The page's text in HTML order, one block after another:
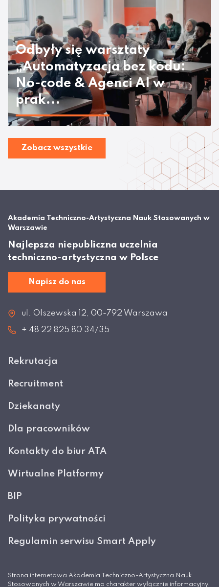
Odbyły się warsztaty
„Automatyzacja bez kodu:
No-code & Agenci AI w
prak...
Zobacz wszystkie
Akademia Techniczno-Artystyczna Nauk Stosowanych w
Warszawie
Najlepsza niepubliczna uczelnia
techniczno-artystyczna w Polsce
Napisz do nas
ul. Olszewska 12, 00-792 Warszawa
+ 48 22 825 80 34/35
Rekrutacja
Recruitment
Dziekanaty
Dla pracowników
Kontakty do biur ATA
Wirtualne Platformy
BIP
Polityka prywatności
Regulamin serwisu Smart Apply
Strona internetowa Akademia Techniczno-Artystyczna Nauk
Stosowanych w Warszawie ma charakter wyłącznie informacyjny.